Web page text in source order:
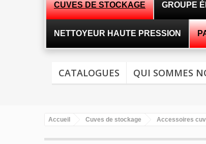
CUVES DE STOCKAGE GROUPE
NETTOYEUR HAUTE PRESSION
CATALOGUES QUI SOMMES
Accueil Cuves de stockage Accessoires